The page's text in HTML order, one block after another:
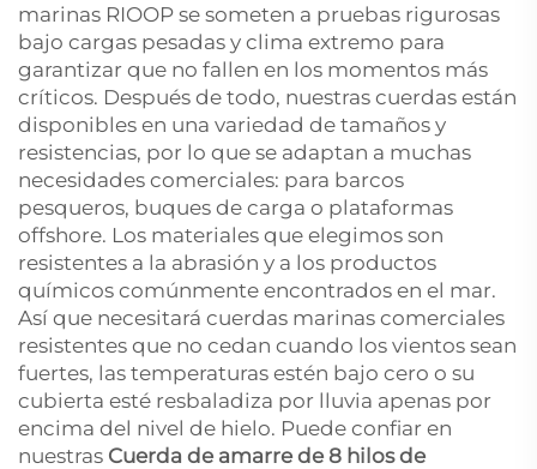
marinas RIOOP se someten a pruebas rigurosas
bajo cargas pesadas y clima extremo para
garantizar que no fallen en los momentos más
críticos. Después de todo, nuestras cuerdas están
disponibles en una variedad de tamaños y
resistencias, por lo que se adaptan a muchas
necesidades comerciales: para barcos
pesqueros, buques de carga o plataformas
offshore. Los materiales que elegimos son
resistentes a la abrasión y a los productos
químicos comúnmente encontrados en el mar.
Así que necesitará cuerdas marinas comerciales
resistentes que no cedan cuando los vientos sean
fuertes, las temperaturas estén bajo cero o su
cubierta esté resbaladiza por lluvia apenas por
encima del nivel de hielo. Puede confiar en
nuestras Cuerda de amarre de 8 hilos de